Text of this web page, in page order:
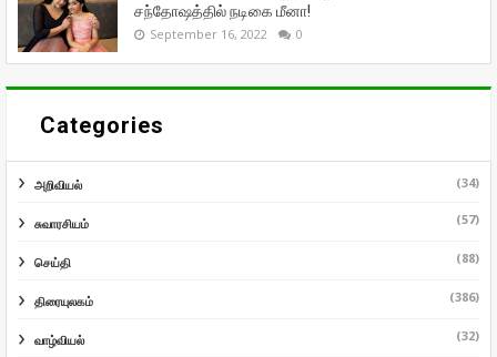
சந்தோஷத்தில் நடிகை மீனா!
September 16, 2022 0
Categories
அறிவியல் (34)
சுவாரசியம் (57)
செய்தி (88)
திரையுலகம் (386)
வாழ்வியல் (32)